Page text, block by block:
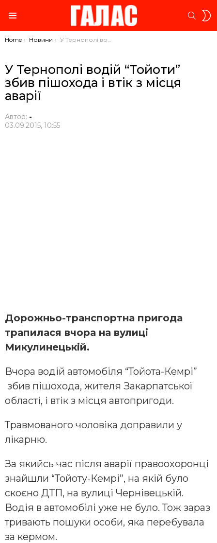
You are here:
Home Новини У Тернополі водій “Тойоти” збив пішохода і втік з місця аварії
У Тернополі водій “Тойоти”
збив пішохода і втік з місця
аварії
Автор: -
03.09.2015, 10:55
Дорожньо-транспортна пригода
трапилася вчора на вулиці
Микулинецькій.
Вчора водій автомобіля “Тойота-Кемрі”
збив пішохода, жителя Закарпатської
області, і втік з місця автопригоди.
Травмованого чоловіка доправили у
лікарню.
За якийсь час після аварії правоохоронці
знайшли “Тойоту-Кемрі”, на якій було
скоєно ДТП, на вулиці Чернівецькій.
Водія в автомобілі уже не було. Тож зараз
тривають пошуки особи, яка перебувала
за кермом.